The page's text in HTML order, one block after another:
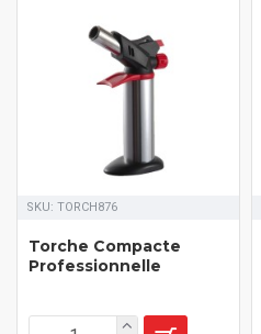
SKU: TORCH876
Torche Compacte
Professionnelle